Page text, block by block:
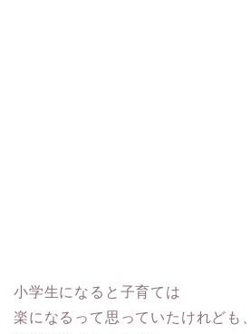
小学生になると子育ては
楽になるって思っていたけれども、